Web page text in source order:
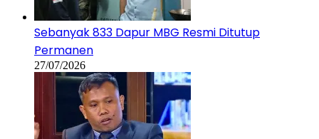
Sebanyak 833 Dapur MBG Resmi Ditutup
Permanen
27/07/2026